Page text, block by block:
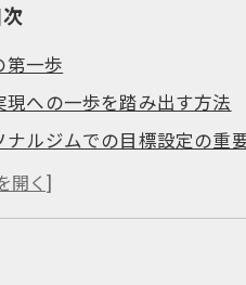
第一歩
への一歩を踏み出す方法
ルジムでの目標設定の重
る現実的なボディメイク計
おきたい準備と心構え